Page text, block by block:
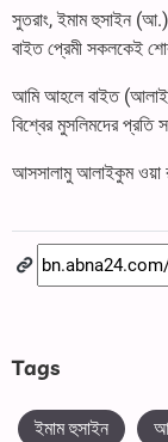
সুতরাং, ইমাম হুসাইন
বাইত প্রেমী সকলকেই
আমি আহলে বাইত
বিশ্বের মুসলিমদের
আসসালামু আলাইকুম ওয়া
Tags
ইমাম হুসাইন